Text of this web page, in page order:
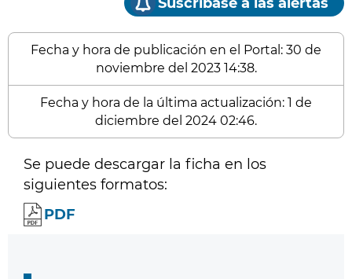
Fecha y hora de publicación en el Portal: 30 de
noviembre del 2023 14:38.
Fecha y hora de la última actualización: 1 de
diciembre del 2024 02:46.
Se puede descargar la ficha en los
siguientes formatos:
PDF